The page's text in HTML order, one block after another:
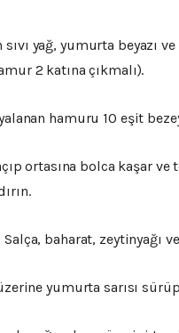
sıvı yağ, yumurta beyazıve
2 katınaçıkmalı).
hamuru 10 eşit
ortasına bolca kaşar ve
Salça, baharat, zeytinyağı
yumurtasarısı